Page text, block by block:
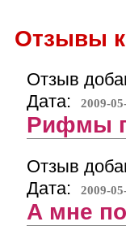
Отзывы
Отзыв
Дата:
2009-
Рифмы
Отзыв
Дата:
2009-
А мне